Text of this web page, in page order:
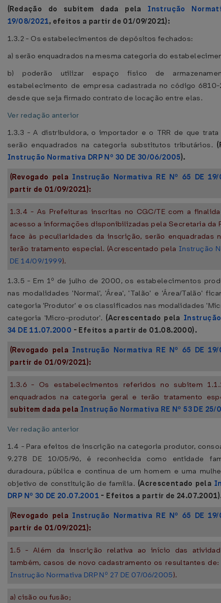
(Redação do subitem dada pela Instrução
19/08/2021, efeitos a partir de 01/09/2021):
1.3.2 - Os estabelecimentos de depósitos fechados:
a) serão enquadrados na mesma categoria do
b) poderão utilizar espaço físico de
estabelecimento de empresa cadastrada no código 6810-
desde que seja firmado contrato de locação entre elas.
Ver redação anterior
1.3.3 - A distribuidora, o importador e o TRR de que trata
serão enquadrados na categoria substitutos tributários.
Instrução Normativa DRP Nº 30 DE 30/06/2005).
(Revogado pela Instrução Normativa RE Nº 65 DE 19/
partir de 01/09/2021):
1.3.4 - As Prefeituras inscritas no CGC/TE com a
acesso a informações disponibilizadas pela Secretaria da
face às peculiaridades da inscrição, serão enquadradas
terão tratamento especial. (Acrescentado pela Instrução
DE 14/09/1999).
1.3.5 - Em 1º de julho de 2000, os estabelecimentos
nas modalidades 'Normal', 'Área', 'Talão' e 'Área/Talão'
categoria 'Produtor' e os classificados nas modalidades
categoria 'Micro-produtor'. (Acrescentado pela
34 DE 11.07.2000 - Efeitos a partir de 01.08.2000).
(Revogado pela Instrução Normativa RE Nº 65 DE 19/
partir de 01/09/2021):
1.3.6 - Os estabelecimentos referidos no subitem
enquadrados na categoria geral e terão tratamento
subitem dada pela Instrução Normativa RE Nº 53 DE 25/
Ver redação anterior
1.4 - Para efeitos de inscrição na categoria produtor,
9.278 DE 10/05/96, é reconhecida como entidade
duradoura, pública e contínua de um homem e uma
objetivo de constituição de família. (Acrescentado pela
DRP Nº 30 DE 20.07.2001 - Efeitos a partir de
(Revogado pela Instrução Normativa RE Nº 65 DE 19/
partir de 01/09/2021):
1.5 - Além da inscrição relativa ao início das
também, casos de novo cadastramento os resultantes
Instrução Normativa DRP Nº 27 DE 07/06/2005).
a) cisão ou fusão;